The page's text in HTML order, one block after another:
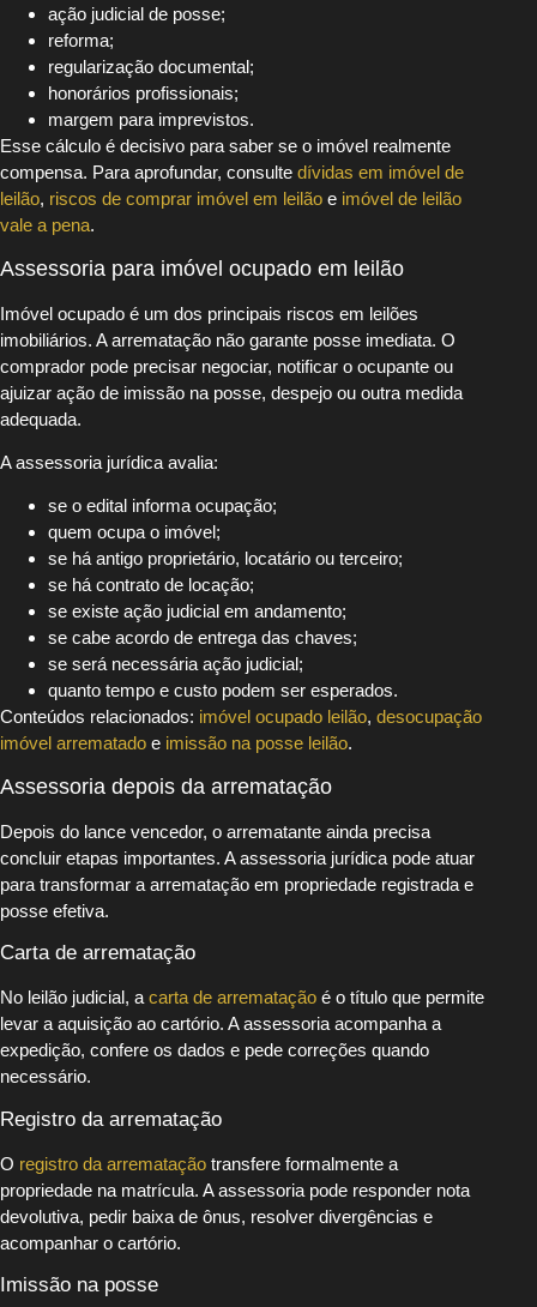
ação judicial de posse;
reforma;
regularização documental;
honorários profissionais;
margem para imprevistos.
Esse cálculo é decisivo para saber se o imóvel realmente
compensa. Para aprofundar, consulte dívidas em imóvel de
leilão, riscos de comprar imóvel em leilão e imóvel de leilão
vale a pena.
Assessoria para imóvel ocupado em leilão
Imóvel ocupado é um dos principais riscos em leilões
imobiliários. A arrematação não garante posse imediata. O
comprador pode precisar negociar, notificar o ocupante ou
ajuizar ação de imissão na posse, despejo ou outra medida
adequada.
A assessoria jurídica avalia:
se o edital informa ocupação;
quem ocupa o imóvel;
se há antigo proprietário, locatário ou terceiro;
se há contrato de locação;
se existe ação judicial em andamento;
se cabe acordo de entrega das chaves;
se será necessária ação judicial;
quanto tempo e custo podem ser esperados.
Conteúdos relacionados: imóvel ocupado leilão, desocupação
imóvel arrematado e imissão na posse leilão.
Assessoria depois da arrematação
Depois do lance vencedor, o arrematante ainda precisa
concluir etapas importantes. A assessoria jurídica pode atuar
para transformar a arrematação em propriedade registrada e
posse efetiva.
Carta de arrematação
No leilão judicial, a carta de arrematação é o título que permite
levar a aquisição ao cartório. A assessoria acompanha a
expedição, confere os dados e pede correções quando
necessário.
Registro da arrematação
O registro da arrematação transfere formalmente a
propriedade na matrícula. A assessoria pode responder nota
devolutiva, pedir baixa de ônus, resolver divergências e
acompanhar o cartório.
Imissão na posse